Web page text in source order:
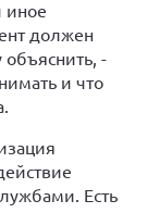
иное
должен
объяснить, -
и что
Есть